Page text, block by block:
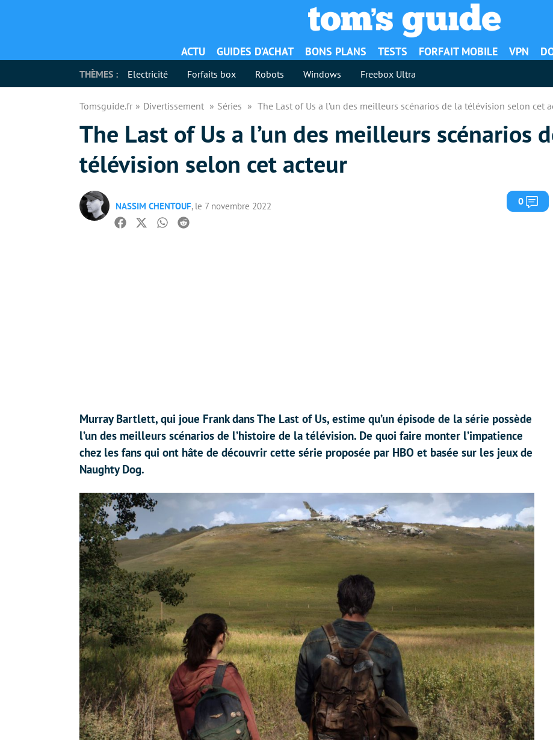
ACTU GUIDES D’ACHAT BONS PLANS TESTS FORFAIT MOBILE VPN
THÈMES : Electricité Forfaits box Robots Windows Freebox Ultra
Tomsguide.fr Divertissement Séries The Last of Us a l’un des meilleurs scénarios de la télévision selon cet
The Last of Us a l’un des meilleurs scénarios
télévision selon cet acteur
NASSIM CHENTOUF, le 7 novembre 2022 0
Facebook
TwitterWhatsapp
Reddit
Murray Bartlett, qui joue Frank dans The Last of Us, estime qu’un épisode de la série possède
l’un des meilleurs scénarios de l’histoire de la télévision. De quoi faire monter l’impatience
chez les fans qui ont hâte de découvrir cette série proposée par HBO et basée sur les jeux de
Naughty Dog.